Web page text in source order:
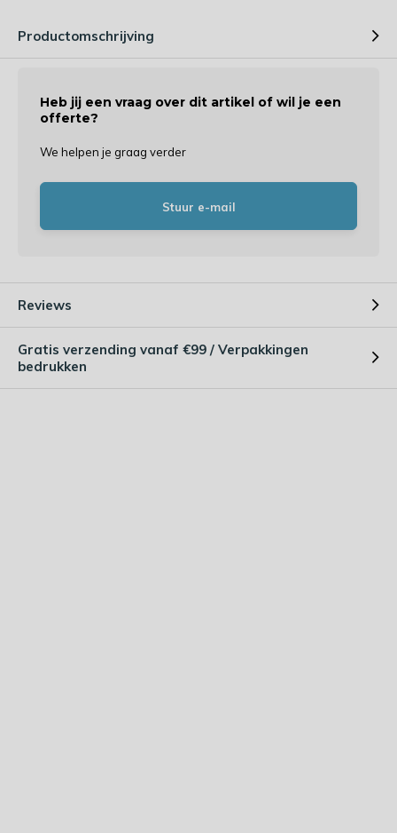
Productomschrijving
Heb jij een vraag over dit artikel of wil je een
offerte?
We helpen je graag verder
Stuur e-mail
Reviews
Gratis verzending vanaf €99 / Verpakkingen
bedrukken